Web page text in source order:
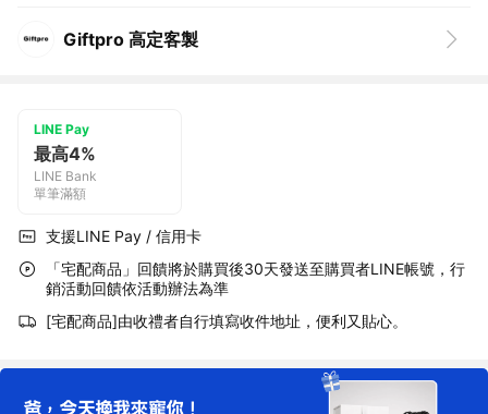
Giftpro 高定客製
LINE Pay
最高4%
LINE Bank
單筆滿額
支援LINE Pay / 信用卡
「宅配商品」回饋將於購買後30天發送至購買者LINE帳號，行
銷活動回饋依活動辦法為準
[宅配商品]由收禮者自行填寫收件地址，便利又貼心。